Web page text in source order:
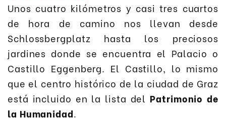
Unos cuatro kilómetros y casi tres cuartos
de hora de camino nos llevan desde
Schlossbergplatz hasta los preciosos
jardines donde se encuentra el Palacio o
Castillo Eggenberg. El Castillo, lo mismo
que el centro histórico de la ciudad de Graz
está incluido en la lista del Patrimonio de
la Humanidad.